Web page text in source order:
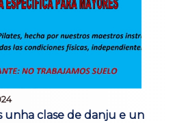
unha clase de danju e un